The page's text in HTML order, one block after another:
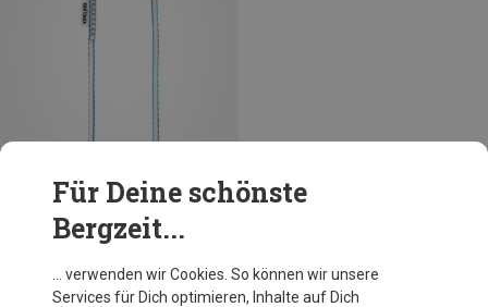
Dyneema Schlinge 8mm
120CM/ICEMINT
Für Deine schönste
Bergzeit...
… verwenden wir Cookies. So können wir unsere
Services für Dich optimieren, Inhalte auf Dich